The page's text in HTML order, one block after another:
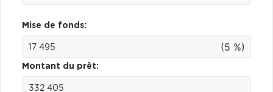
Mise de fonds:
(5 %)
Montant du prêt: